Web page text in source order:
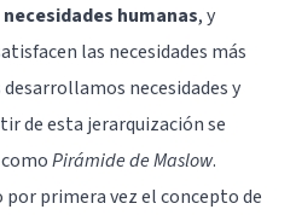
humanas, y
las necesidades más
necesidades y
de esta jerarquización se
Pirámide de Maslow.
primera vez el concepto de